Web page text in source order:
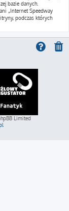
bazie danych.
„Internet Speedway
podczas których
Limited